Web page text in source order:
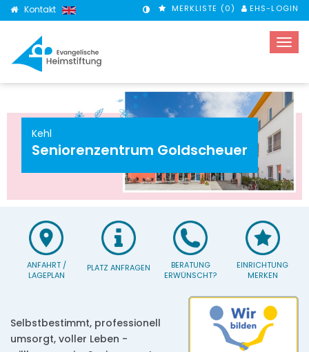
Kontakt
KONTRASTMODUS
MERKLISTE (0) EHS-LOGIN
Kehl
Seniorenzentrum Goldscheuer
ANFAHRT /
LAGEPLAN
PLATZ ANFRAGEN
BERATUNG
ERWÜNSCHT?
EINRICHTUNG
MERKEN
Selbstbestimmt, professionell
umsorgt, voller Leben -